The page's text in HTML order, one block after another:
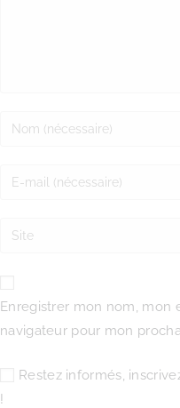
Enregistrer mon nom, mon
navigateur pour mon
Restez informés,
!